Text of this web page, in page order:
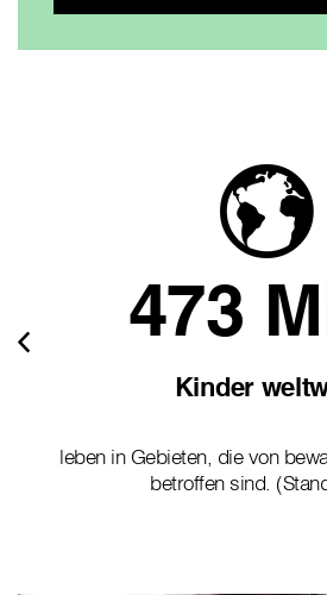
473
Kinder
leben in Gebieten, die von
betroffen sind.